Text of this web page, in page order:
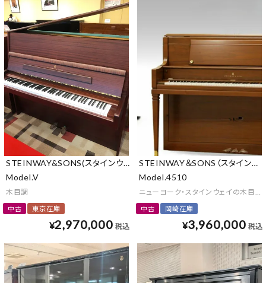
STEINWAY&SONS(スタインウェイ&サンズ)
Model.V
木目調
中古 東京在庫
¥2,970,000 税込
STEINWAY＆SONS（スタインウェ
Model.4510
ニューヨーク・スタインウェイの木目調
中古 岡崎在庫
¥3,960,000 税込